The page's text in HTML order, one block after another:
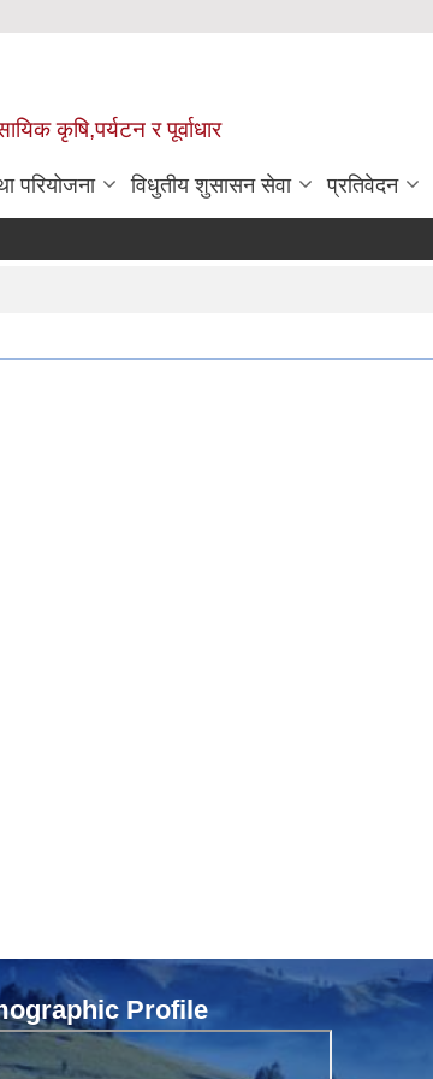
कृषि,पर्यटन र पूर्वाधार
परियोजना विधुतीय शुसासन सेवा प्रतिवेदन
Profile